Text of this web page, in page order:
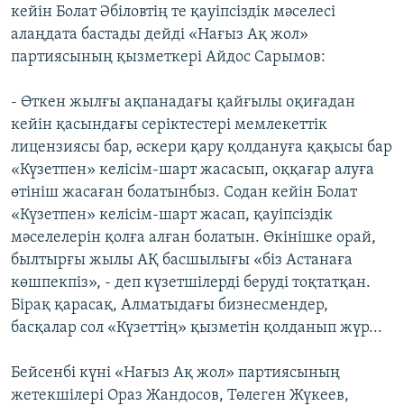
кейін Болат Әбіловтің те қауіпсіздік мәселесі
алаңдата бастады дейді «Нағыз Ақ жол»
партиясының қызметкері Айдос Сарымов:
- Өткен жылғы ақпанадағы қайғылы оқиғадан
кейін қасындағы серіктестері мемлекеттік
лицензиясы бар, әскери қару қолдануға қақысы бар
«Күзетпен» келісім-шарт жасасып, оққағар алуға
өтініш жасаған болатынбыз. Содан кейін Болат
«Күзетпен» келісім-шарт жасап, қауіпсіздік
мәселелерін қолға алған болатын. Өкінішке орай,
былтырғы жылы АҚ басшылығы «біз Астанаға
көшпекпіз», - деп күзетшілерді беруді тоқтатқан.
Бірақ қарасақ, Алматыдағы бизнесмендер,
басқалар сол «Күзеттің» қызметін қолданып жүр...
Бейсенбі күні «Нағыз Ақ жол» партиясының
жетекшілері Ораз Жандосов, Төлеген Жүкеев,